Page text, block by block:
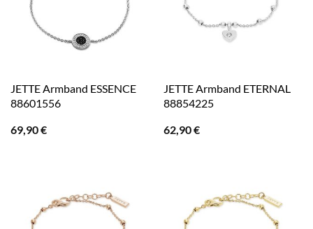
JETTE Armband ESSENCE
88601556
69,90€
JETTE Armband ETERNAL
88854225
62,90€